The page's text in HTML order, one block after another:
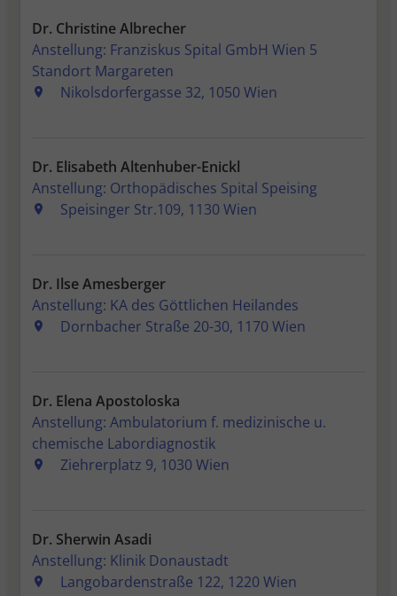
Dr. Christine Albrecher
Anstellung: Franziskus Spital GmbH Wien 5
Standort Margareten
Nikolsdorfergasse 32, 1050 Wien
Dr. Elisabeth Altenhuber-Enickl
Anstellung: Orthopädisches Spital Speising
Speisinger Str.109, 1130 Wien
Dr. Ilse Amesberger
Anstellung: KA des Göttlichen Heilandes
Dornbacher Straße 20-30, 1170 Wien
Dr. Elena Apostoloska
Anstellung: Ambulatorium f. medizinische u.
chemische Labordiagnostik
Ziehrerplatz 9, 1030 Wien
Dr. Sherwin Asadi
Anstellung: Klinik Donaustadt
Langobardenstraße 122, 1220 Wien
speichert nicht-personenbezogene
Informationen, wie z.B. die Anzahl der
Besuche oder Tage seit dem letzten
Besuch.
die URL, von der Sie zu unserer Webseite
verlinkt wurden.
_pk_ses.*, _pk_cvar.*, _pk_hsr.*
personenbezogene Daten über den
Besuch vorübergehend gespeichert
werden